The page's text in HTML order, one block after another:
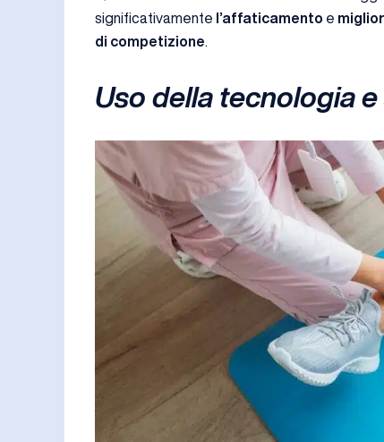
significativamente l’affaticamento e
di competizione.
Uso della tecnologia